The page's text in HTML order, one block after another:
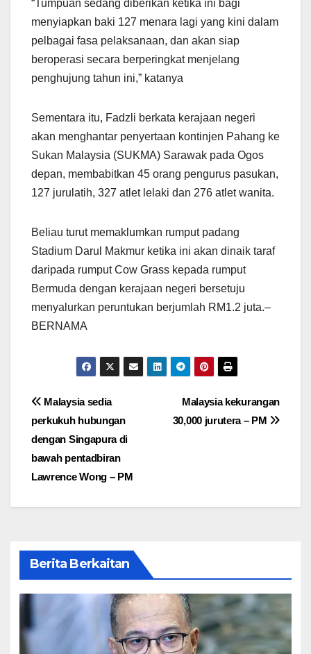
“Tumpuan sedang diberikan ketika ini bagi
menyiapkan baki 127 menara lagi yang kini dalam
pelbagai fasa pelaksanaan, dan akan siap
beroperasi secara berperingkat menjelang
penghujung tahun ini,” katanya
Sementara itu, Fadzli berkata kerajaan negeri
akan menghantar penyertaan kontinjen Pahang ke
Sukan Malaysia (SUKMA) Sarawak pada Ogos
depan, membabitkan 45 orang pengurus pasukan,
127 jurulatih, 327 atlet lelaki dan 276 atlet wanita.
Beliau turut memaklumkan rumput padang
Stadium Darul Makmur ketika ini akan dinaik taraf
daripada rumput Cow Grass kepada rumput
Bermuda dengan kerajaan negeri bersetuju
menyalurkan peruntukan berjumlah RM1.2 juta.–
BERNAMA
Post
navigation
Malaysia kekurangan
30,000 jurutera – PM
Malaysia sedia
perkukuh hubungan
dengan Singapura di
bawah pentadbiran
Lawrence Wong – PM
Berita Berkaitan